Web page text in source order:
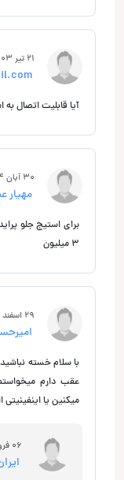
21 تیر 1403
آیا قابلیت اتصال به
30 آبان 1404
مهیار
۳ میلیون
29 اسفند 1404
با سلام خسته
عقب دارم
میکنین یا اینفینیتی
06 فروردین 1405